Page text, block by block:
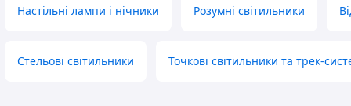
Настільні лампи і нічники Розумні світильники
Стельові світильники Точкові світильники та трек-